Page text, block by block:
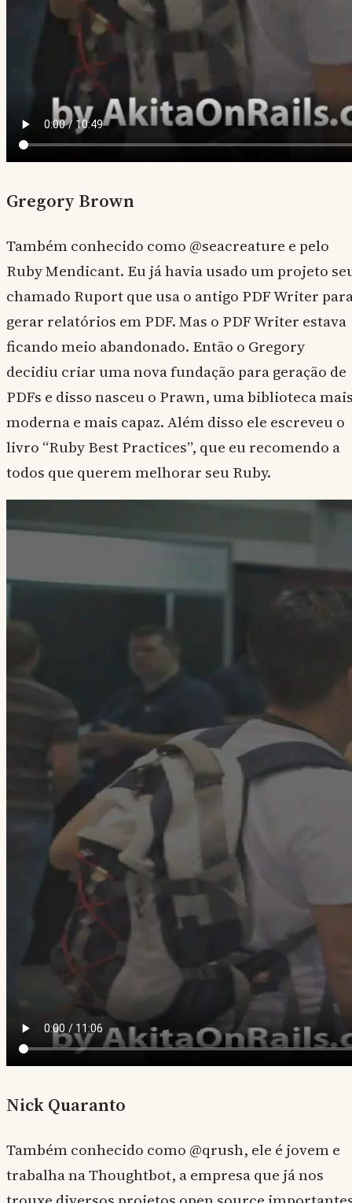
Gregory Brown
Também conhecido como @seacreature e pelo
Ruby Mendicant. Eu já havia usado um projeto
chamado Ruport que usa o antigo PDF Writer
gerar relatórios em PDF. Mas o PDF Writer estava
ficando meio abandonado. Então o Gregory
decidiu criar uma nova fundação para geração de
PDFs e disso nasceu o Prawn, uma biblioteca
moderna e mais capaz. Além disso ele escreveu o
livro “Ruby Best Practices”, que eu recomendo a
todos que querem melhorar seu Ruby.
Nick Quaranto
Também conhecido como @qrush, ele é jovem e
trabalha na Thoughtbot, a empresa que já nos